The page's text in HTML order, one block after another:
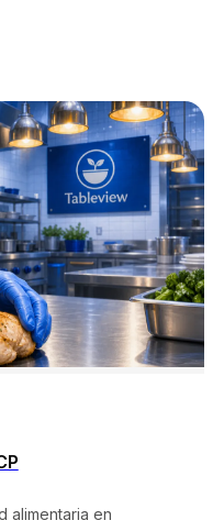
previos al turno,
alimentaria en